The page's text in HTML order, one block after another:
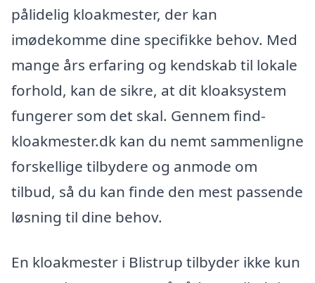
pålidelig kloakmester, der kan
imødekomme dine specifikke behov. Med
mange års erfaring og kendskab til lokale
forhold, kan de sikre, at dit kloaksystem
fungerer som det skal. Gennem find-
kloakmester.dk kan du nemt sammenligne
forskellige tilbydere og anmode om
tilbud, så du kan finde den mest passende
løsning til dine behov.
En kloakmester i Blistrup tilbyder ikke kun